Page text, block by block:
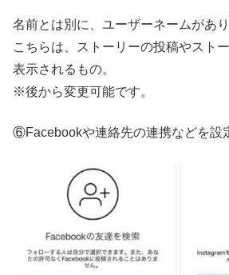
名前とは別に、ユーザーネームがあり
こちらは、ストーリーの投稿やスト
表示されるもの。
※後から変更可能です。
⑥Facebookや連絡先の連携などを設